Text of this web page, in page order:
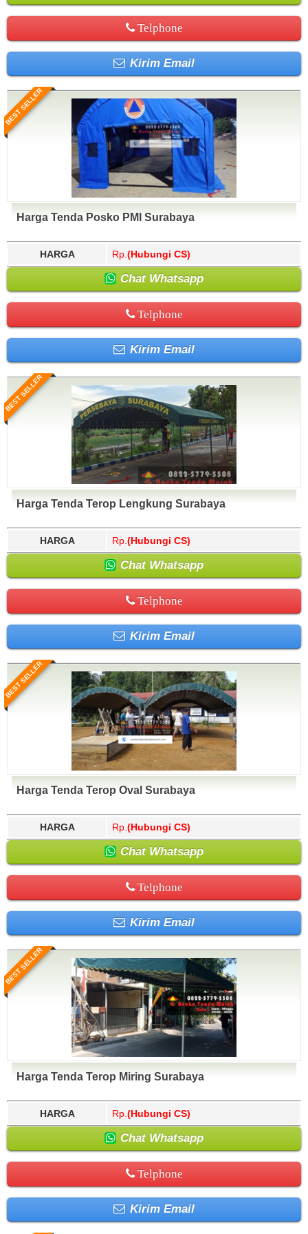
Telphone
Kirim Email
BEST SELLER
Harga Tenda Posko PMI Surabaya
HARGA Rp. (Hubungi CS)
Chat Whatsapp
Telphone
Kirim Email
BEST SELLER
Harga Tenda Terop Lengkung Surabaya
HARGA Rp. (Hubungi CS)
Chat Whatsapp
Telphone
Kirim Email
BEST SELLER
Harga Tenda Terop Oval Surabaya
HARGA Rp. (Hubungi CS)
Chat Whatsapp
Telphone
Kirim Email
BEST SELLER
Harga Tenda Terop Miring Surabaya
HARGA Rp. (Hubungi CS)
Chat Whatsapp
Telphone
Kirim Email